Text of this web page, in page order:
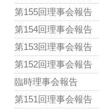
第155回理事会報告
第154回理事会報告
第153回理事会報告
第152回理事会報告
臨時理事会報告
第151回理事会報告